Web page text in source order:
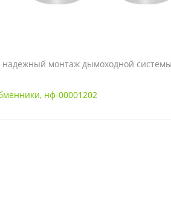
надежный монтаж дымоходной
, нф-00001202